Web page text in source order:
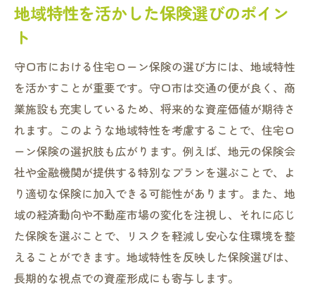
地域特性を活かした保険選びのポイン
ト
守口市における住宅ローン保険の選び方には、地域特性
を活かすことが重要です。守口市は交通の便が良く、商
業施設も充実しているため、将来的な資産価値が期待さ
れます。このような地域特性を考慮することで、住宅ロ
ーン保険の選択肢も広がります。例えば、地元の保険会
社や金融機関が提供する特別なプランを選ぶことで、よ
り適切な保険に加入できる可能性があります。また、地
域の経済動向や不動産市場の変化を注視し、それに応じ
た保険を選ぶことで、リスクを軽減し安心な住環境を整
えることができます。地域特性を反映した保険選びは、
長期的な視点での資産形成にも寄与します。